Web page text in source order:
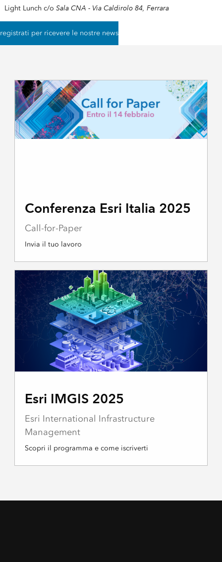
Light Lunch c/o Sala CNA - Via Caldirolo 84, Ferrara
registrati per ricevere le nostre news
Conferenza Esri Italia 2025
Call-for-Paper
Invia il tuo lavoro
Esri IMGIS 2025
Esri International Infrastructure
Management
Scopri il programma e come iscriverti